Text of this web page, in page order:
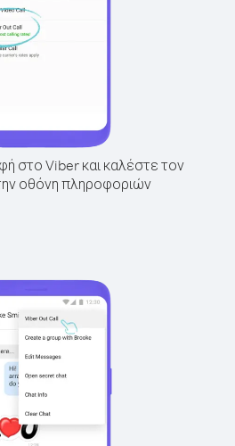
στο Viber και καλέστε τον
οθόνη πληροφοριών